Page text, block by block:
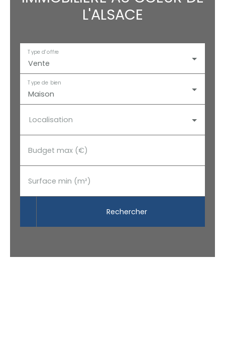
L'ALSACE
Vente
Type d'offre
Maison
Type de bien
Localisation
Budget max (€)
Surface min (m²)
Rechercher